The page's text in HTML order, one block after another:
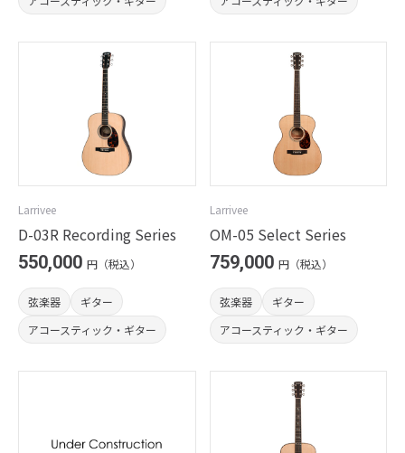
Larrivee
D-03R Recording Series
550,000 円（税込）
弦楽器
ギター
アコースティック・ギター
Larrivee
OM-05 Select Series
759,000 円（税込）
弦楽器
ギター
アコースティック・ギター